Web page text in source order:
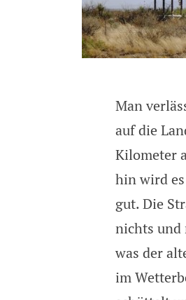
Man
auf die
Kilometer
hin wird
gut. Die
nichts und
was der
im